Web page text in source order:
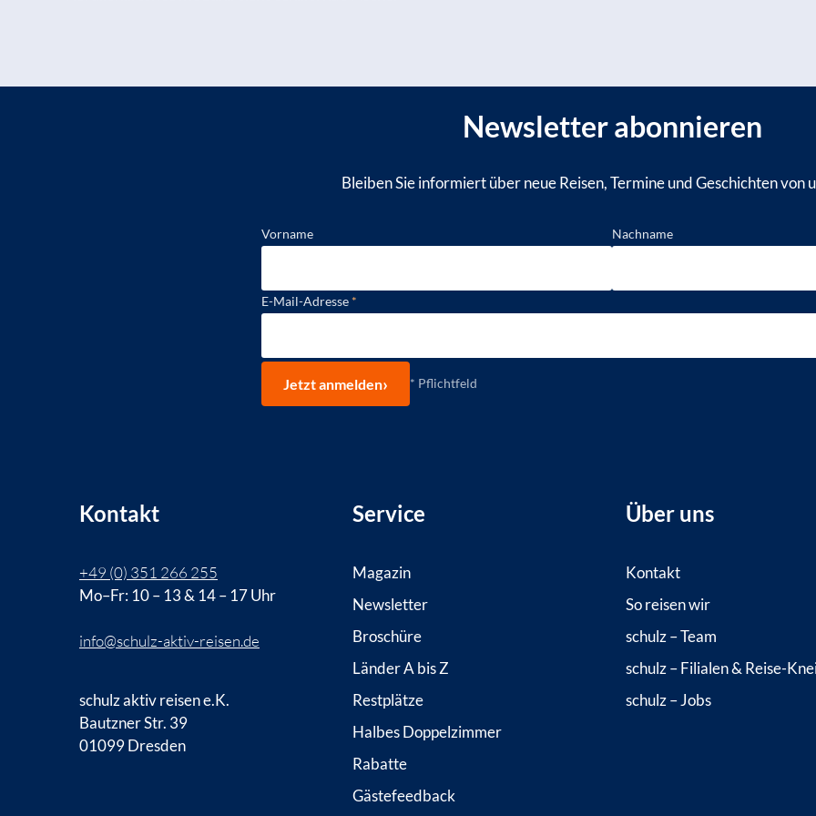
Newsletter abonnieren
Bleiben Sie informiert über neue Reisen, Termine und Geschichten von
Vorname Nachname
E-Mail-Adresse *
Jetzt anmelden * Pflichtfeld
Kontakt
+49 (0) 351 266 255
Mo–Fr: 10 – 13 & 14 – 17 Uhr
info@schulz-aktiv-reisen.de
schulz aktiv reisen e.K.
Bautzner Str. 39
01099 Dresden
Service
Magazin
Newsletter
Broschüre
Länder A bis Z
Restplätze
Halbes Doppelzimmer
Rabatte
Gästefeedback
Über uns
Kontakt
So reisen wir
schulz – Team
schulz – Filialen & Reise-
schulz – Jobs